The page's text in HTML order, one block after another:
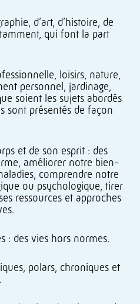
d’art, d’histoire, de
qui font la part
loisirs, nature,
personnel, jardinage,
soient les sujets abordés
sont présentés de façon
et de son esprit : des
améliorer notre bien-
comprendre notre
ou psychologique, tirer
ressources et approches
: des vies hors normes.
polars, chroniques et